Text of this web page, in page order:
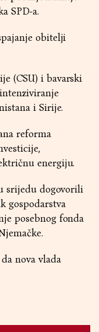
SPD-a.
obitelji
(CSU) i bavarski
i Sirije.
reforma
energiju.
srijedu dogovorili
gospodarstva
posebnog fonda
nova vlada